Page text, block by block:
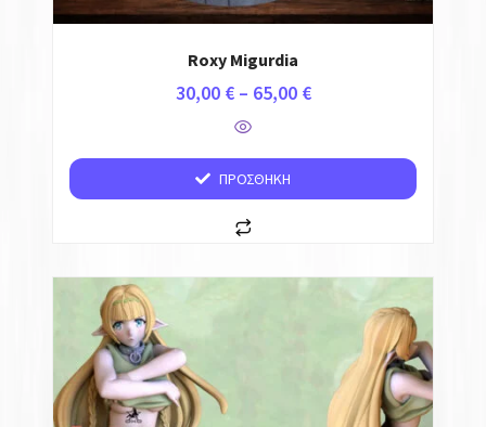
Roxy Migurdia
30,00 € – 65,00 €
ΠΡΟΣΘΉΚΗ